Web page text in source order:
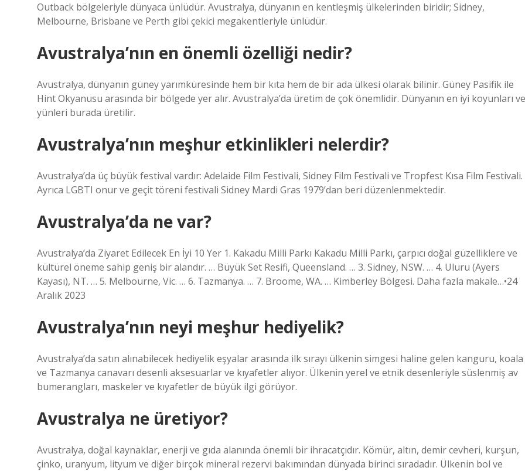
Outback bölgeleriyle dünyaca ünlüdür. Avustralya, dünyanın en kentleşmiş ülkelerinden biridir; Sidney,
Melbourne, Brisbane ve Perth gibi çekici megakentleriyle ünlüdür.
Avustralya’nın en önemli özelliği nedir?
Avustralya, dünyanın güney yarımküresinde hem bir kıta hem de bir ada ülkesi olarak bilinir. Güney Pasifik ile
Hint Okyanusu arasında bir bölgede yer alır. Avustralya’da üretim de çok önemlidir. Dünyanın en iyi koyunları ve
yünleri burada üretilir.
Avustralya’nın meşhur etkinlikleri nelerdir?
Avustralya’da üç büyük festival vardır: Adelaide Film Festivali, Sidney Film Festivali ve Tropfest Kısa Film Festivali.
Ayrıca LGBTI onur ve geçit töreni festivali Sidney Mardi Gras 1979’dan beri düzenlenmektedir.
Avustralya’da ne var?
Avustralya’da Ziyaret Edilecek En İyi 10 Yer 1. Kakadu Milli Parkı Kakadu Milli Parkı, çarpıcı doğal güzelliklere ve
kültürel öneme sahip geniş bir alandır. … Büyük Set Resifi, Queensland. … 3. Sidney, NSW. … 4. Uluru (Ayers
Kayası), NT. … 5. Melbourne, Vic. … 6. Tazmanya. … 7. Broome, WA. … Kimberley Bölgesi. Daha fazla makale…•24
Aralık 2023
Avustralya’nın neyi meşhur hediyelik?
Avustralya’da satın alınabilecek hediyelik eşyalar arasında ilk sırayı ülkenin simgesi haline gelen kanguru, koala
ve Tazmanya canavarı desenli aksesuarlar ve kıyafetler alıyor. Ülkenin yerel ve etnik desenleriyle süslenmiş av
bumerangları, maskeler ve kıyafetler de büyük ilgi görüyor.
Avustralya ne üretiyor?
Avustralya, doğal kaynaklar, enerji ve gıda alanında önemli bir ihracatçıdır. Kömür, altın, demir cevheri, kurşun,
çinko, uranyum, lityum ve diğer birçok mineral rezervi bakımından dünyada birinci sıradadır. Ülkenin bol ve